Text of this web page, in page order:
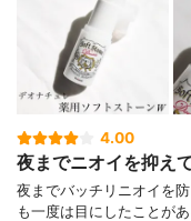
4.00
夜までニオイを抑え
夜までバッチリニオイを
も一度は目にしたことが